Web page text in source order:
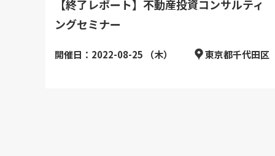
【終了レポート】不動産投資コンサルティ
ングセミナー
開催日：2022-08-25 （木） 東京都千代田区